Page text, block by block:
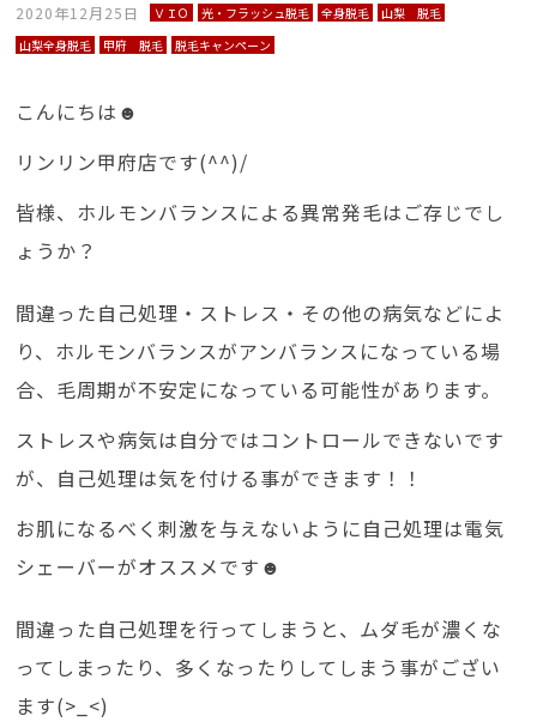
2020年12月25日 ＶＩＯ 光・フラッシュ脱毛 全身脱毛
山梨 脱毛
山梨全身脱毛
甲府 脱毛 脱毛キャンペーン
こんにちは☻
リンリン甲府店です(^^)/
皆様、ホルモンバランスによる異常発毛はご存じでし
ょうか？
間違った自己処理・ストレス・その他の病気などによ
り、ホルモンバランスがアンバランスになっている場
合、毛周期が不安定になっている可能性があります。
ストレスや病気は自分ではコントロールできないです
が、自己処理は気を付ける事ができます！！
お肌になるべく刺激を与えないように自己処理は電気
シェーバーがオススメです☻
間違った自己処理を行ってしまうと、ムダ毛が濃くな
ってしまったり、多くなったりしてしまう事がござい
ます(>_<)